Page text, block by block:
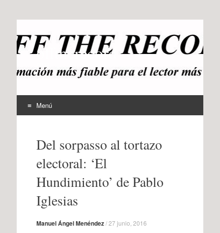
offtherecord
OTR
Menú
contenidoDel sorpasso al tortazo
electoral: ‘El
Hundimiento’ de Pablo
Iglesias
Manuel Ángel Menéndez/27 junio, 2016